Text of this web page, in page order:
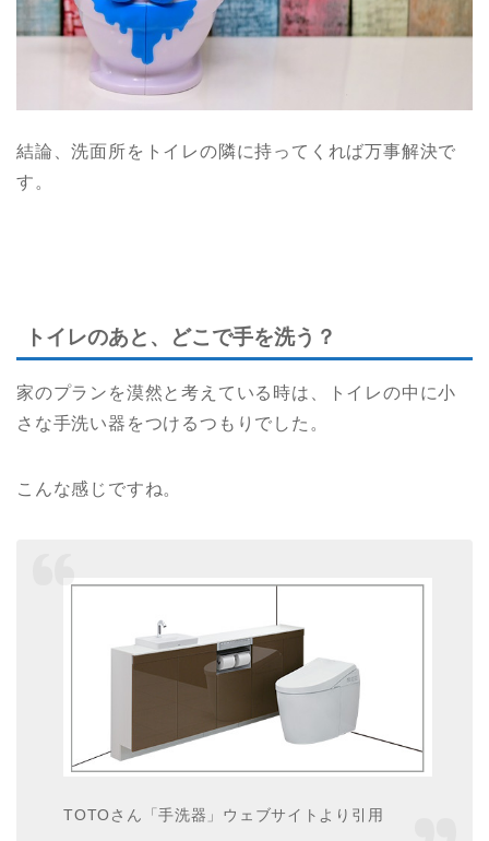
結論、洗面所をトイレの隣に持ってくれば万事解決で
す。
トイレのあと、どこで手を洗う？
家のプランを漠然と考えている時は、トイレの中に小
さな手洗い器をつけるつもりでした。
こんな感じですね。
TOTOさん「手洗器」ウェブサイトより引用